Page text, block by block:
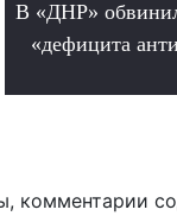
В «ДНР»
«дефицита
комментарии